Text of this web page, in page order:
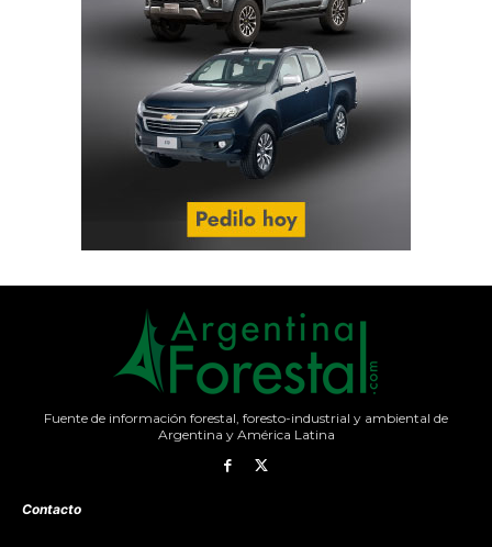
Fuente de información forestal, foresto-industrial y ambiental de
Argentina y América Latina
Contacto